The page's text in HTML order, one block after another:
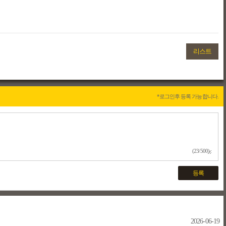
리스트
*로그인후 등록 가능합니다.
(23/500)
등록
2026-06-19